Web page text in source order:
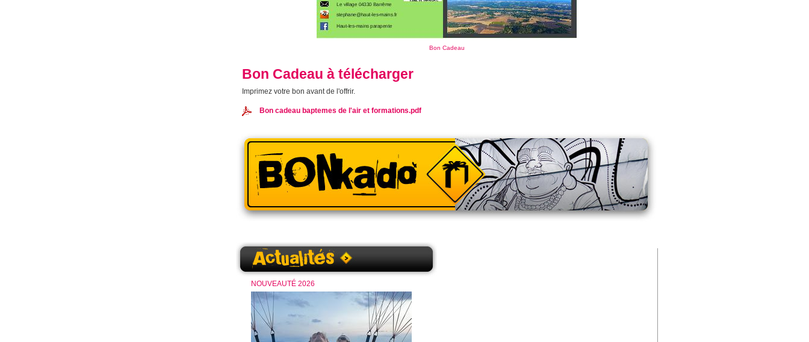
Bon Cadeau
Bon Cadeau à télécharger
Imprimez votre bon avant de l'offrir.
Bon cadeau baptemes de l'air et formations.pdf
NOUVEAUTÉ 2026